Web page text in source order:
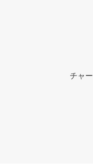
チャ